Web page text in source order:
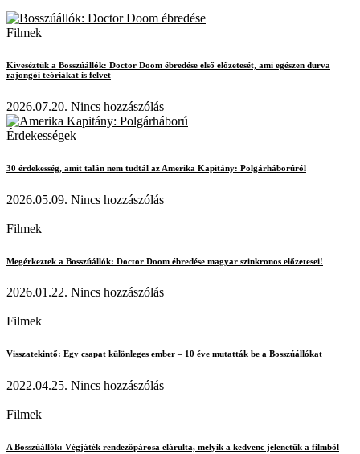
Filmek
Kiveséztük a Bosszúállók: Doctor Doom ébredése első előzetesét, ami egészen durva
rajongói teóriákat is felvet
2026.07.20. Nincs hozzászólás
Érdekességek
30 érdekesség, amit talán nem tudtál az Amerika Kapitány: Polgárháborúról
2026.05.09. Nincs hozzászólás
Filmek
Megérkeztek a Bosszúállók: Doctor Doom ébredése magyar szinkronos előzetesei!
2026.01.22. Nincs hozzászólás
Filmek
Visszatekintő: Egy csapat különleges ember – 10 éve mutatták be a Bosszúállókat
2022.04.25. Nincs hozzászólás
Filmek
A Bosszúállók: Végjáték rendezőpárosa elárulta, melyik a kedvenc jelenetük a filmből